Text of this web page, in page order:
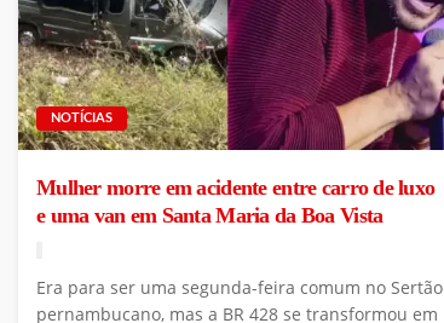
NOTÍCIAS
Mulher morre em acidente entre carro de luxo
e uma van em Santa Maria da Boa Vista
Era para ser uma segunda-feira comum no Sertão
pernambucano, mas a BR 428 se transformou em